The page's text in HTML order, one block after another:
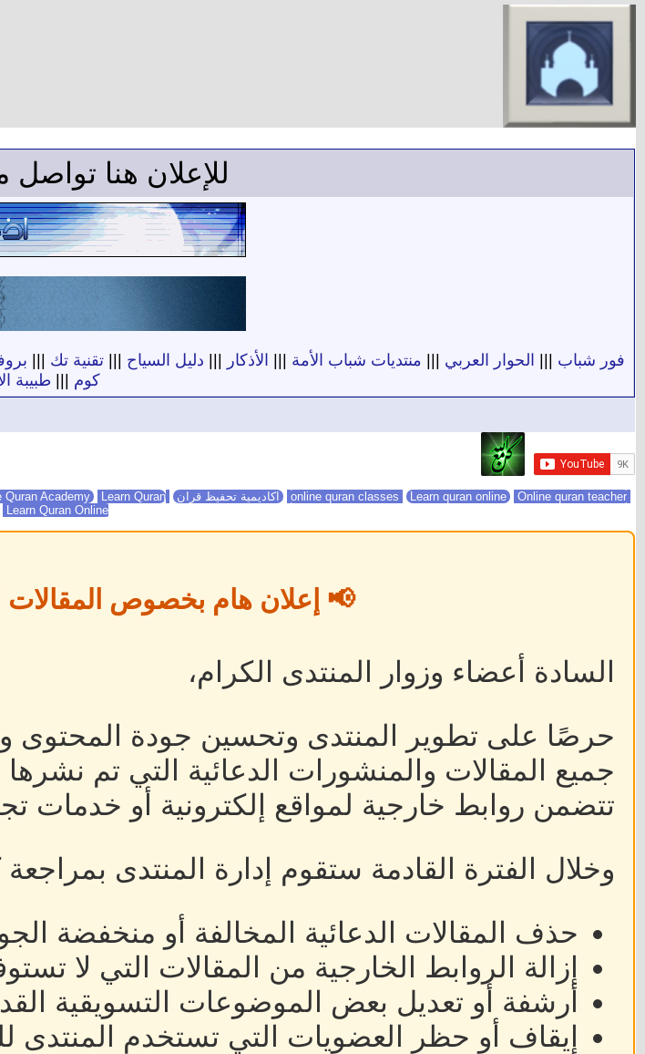
للإعلان هنا تواصل
فور شباب الحوار العربي منتديات شباب الأمة الأذكار دليل السياح |||تقنية تك
كوم
طبيبة
Learn quran online Online quran teacher اكاديمية تحفيظ قران Quran Academy
Learn Quran
Learn Quran Online
📢 إعلان هام بخصوص المقالات
السادة أعضاء وزوار المنتدى الكرام،
حرصًا على تطوير المنتدى وتحسين جودة المحتوى
جميع المقالات والمنشورات الدعائية التي تم
تتضمن روابط خارجية لمواقع إلكترونية أو خدمات
وخلال الفترة القادمة ستقوم إدارة المنتدى
حذف المقالات الدعائية المخالفة أو منخفضة
إزالة الروابط الخارجية من المقالات التي لا
أرشفة أو تعديل بعض الموضوعات التسويقية
إيقاف أو حظر العضويات التي تستخدم المنتدى